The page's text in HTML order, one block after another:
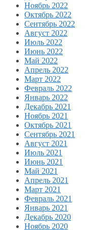
Ноябрь 2022
Октябрь 2022
Сентябрь 2022
Август 2022
Июль 2022
Июнь 2022
Май 2022
Апрель 2022
Март 2022
Февраль 2022
Январь 2022
Декабрь 2021
Ноябрь 2021
Октябрь 2021
Сентябрь 2021
Август 2021
Июль 2021
Июнь 2021
Май 2021
Апрель 2021
Март 2021
Февраль 2021
Январь 2021
Декабрь 2020
Ноябрь 2020